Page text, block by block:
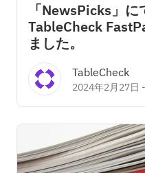
「NewsPicks」
TableCheck
ました。
TableCheck
2024年2月27日 -